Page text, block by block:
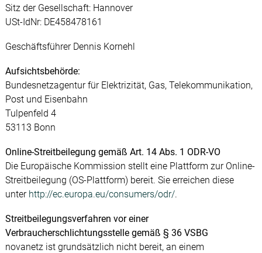
Sitz der Gesellschaft: Hannover
USt-IdNr: DE458478161
Geschäftsführer Dennis Kornehl
Aufsichtsbehörde:
Bundesnetzagentur für Elektrizität, Gas, Telekommunikation,
Post und Eisenbahn
Tulpenfeld 4
53113 Bonn
Online-Streitbeilegung gemäß Art. 14 Abs. 1 ODR-VO
Die Europäische Kommission stellt eine Plattform zur Online-
Streitbeilegung (OS-Plattform) bereit. Sie erreichen diese
unter http://ec.europa.eu/consumers/odr/.
Streitbeilegungsverfahren vor einer
Verbraucherschlichtungsstelle gemäß § 36 VSBG
novanetz ist grundsätzlich nicht bereit, an einem